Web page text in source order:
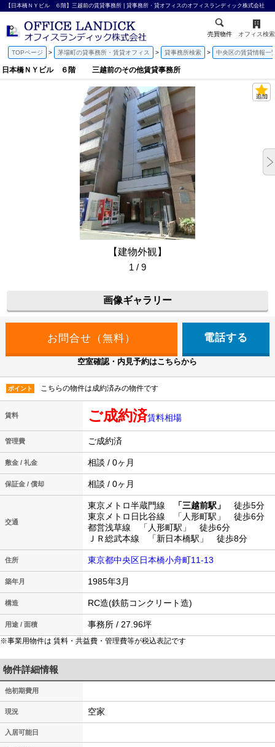
【日本橋ＮＹビル ６階】三越前の賃貸事務所 | 貸事務所・貸オフィスのオフィスランディック株式会社
売買物件 オフィス検索
TOPページ 茅場町の貸事務所・賃貸オフィス 貸事務所検索 中央区の賃貸情報一
日本橋ＮＹビル ６階 三越前のその他賃貸事務所
【建物外観】
1 / 9
画像ギャラリー
電話する
空室確認・内見予約はこちらから
ポイント こちらの物件は成約済みの物件です
賃料 ご成約済賃料相場
管理費 ご成約済
敷金 / 礼金 相談 / 0ヶ月
保証金 / 償却 相談 / 0ヶ月
交通
東京メトロ半蔵門線 「三越前駅」
徒歩5分
東京メトロ日比谷線 「人形町駅」 徒歩6分
都営浅草線 「人形町駅」 徒歩6分
ＪＲ総武本線 「新日本橋駅」 徒歩8分
住所 東京都中央区日本橋小舟町11-13
築年月 1985年3月
構造 RC造(鉄筋コンクリート造)
用途 / 面積 事務所 / 27.96坪
※事業用物件は 賃料・共益費・管理費等が税込表記です
物件詳細情報
他初期費用
現況 空家
入居可能日